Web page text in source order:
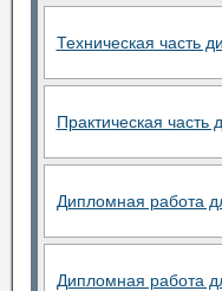
Техническая часть
Практическая
Дипломная работа
Дипломная работа